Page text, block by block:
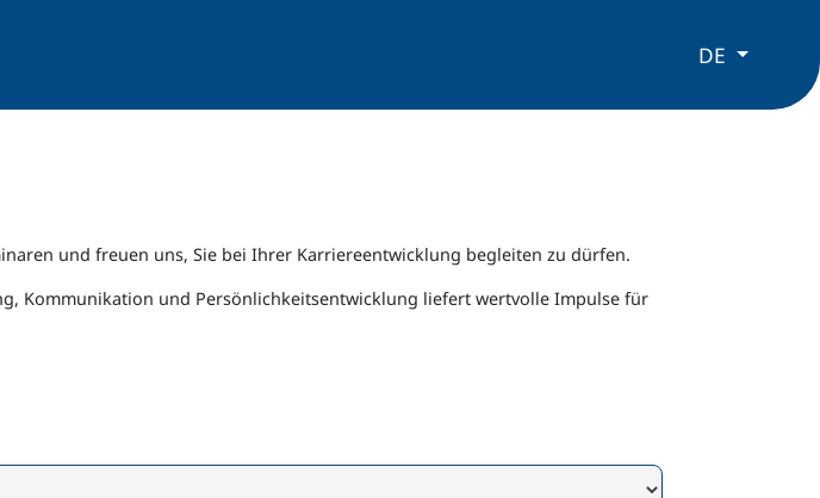
DE
und freuen uns, Sie bei Ihrer Karriereentwicklung begleiten zu dürfen.
Kommunikation und Persönlichkeitsentwicklung liefert wertvolle Impulse für